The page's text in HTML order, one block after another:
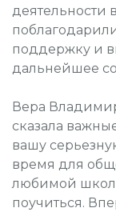
деятельности
поддержку и
дальнейшее
Вера
сказала
вашу
время для
любимой
поучиться.